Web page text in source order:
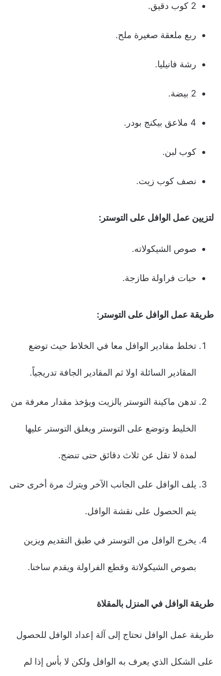
2 كوب دقيق.
ربع ملعقة صغيرة ملح.
رشة فانيليا.
2 بيضة.
4 ملاعق بيكنج بودر.
كوب لبن.
نصف كوب زيت.
لتزيين عمل الوافل على التوستر:
صوص الشيكولاته.
حبات فراولة طازجة.
طريقة عمل الوافل على التوستر:
تخلط مقادير الوافل معا في الخلاط حيث توضع
المقادير السائلة اولا ثم المقادير الجافة تدريجياً.
تدهن ماكينة التوستر بالزيت ويؤخذ مقدار مغرفة من
الخليط وتوضع على التوستر ويغلق التوستر عليها
لمدة لا تقل عن ثلاث دقائق حتى تنضج.
يلف الوافل على الجانب الآخر ويترك مرة أخرى حتى
يتم الحصول على نقشة الوافل.
يخرج الوافل من التوستر في طبق التقديم ويزين
بصوص الشيكولاتة وقطع الفراولة ويقدم ساخنا.
طريقة الوافل في المنزل بالمقلاة
طريقة عمل الوافل تحتاج إلى آلة إعداد الوافل للحصول
على الشكل الذي يعرف به الوافل ولكن لا بأس إذا لم